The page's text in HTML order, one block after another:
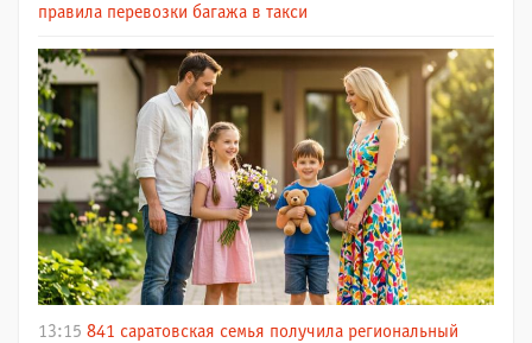
правила перевозки багажа в такси
13:15 841 саратовская семья получила региональный